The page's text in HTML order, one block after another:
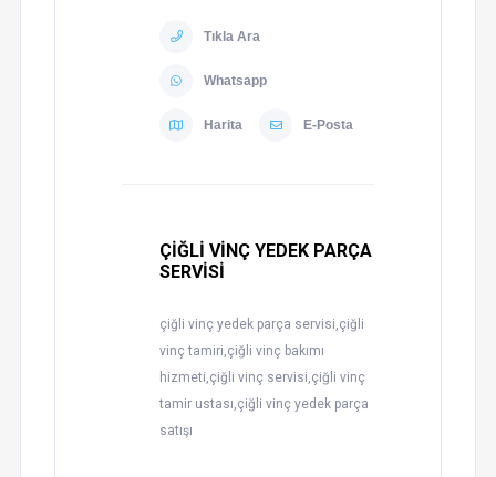
Tıkla Ara
Whatsapp
Harita E-Posta
ÇİĞLİ VİNÇ YEDEK PARÇA
SERVİSİ
çiğli vinç yedek parça servisi,çiğli
vinç tamiri,çiğli vinç bakımı
hizmeti,çiğli vinç servisi,çiğli vinç
tamir ustası,çiğli vinç yedek parça
satışı